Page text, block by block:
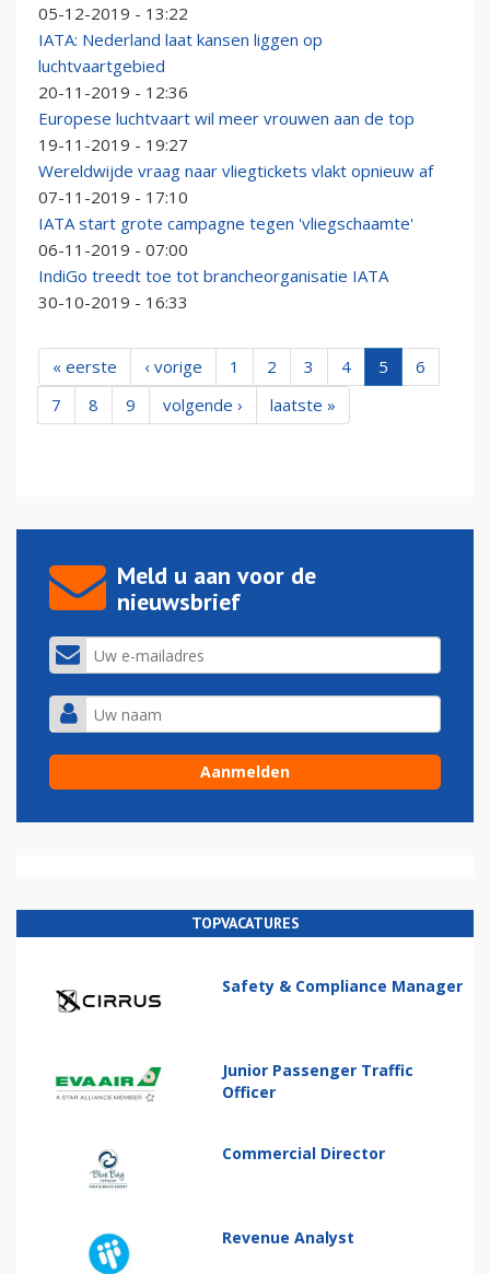
05-12-2019 - 13:22
IATA: Nederland laat kansen liggen op
luchtvaartgebied
20-11-2019 - 12:36
Europese luchtvaart wil meer vrouwen aan de top
19-11-2019 - 19:27
Wereldwijde vraag naar vliegtickets vlakt opnieuw af
07-11-2019 - 17:10
IATA start grote campagne tegen 'vliegschaamte'
06-11-2019 - 07:00
IndiGo treedt toe tot brancheorganisatie IATA
30-10-2019 - 16:33
« eerste ‹ vorige 1 2 3 4 5
6
7
8 9 volgende › laatste »
Meld u aan voor de
nieuwsbrief
TOPVACATURES
Safety & Compliance Manager
Junior Passenger Traffic
Officer
Commercial Director
Revenue Analyst